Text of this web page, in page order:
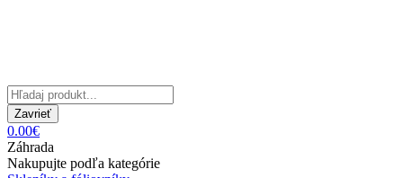
Zavrieť
0.00€
Záhrada
Nakupujte podľa kategórie